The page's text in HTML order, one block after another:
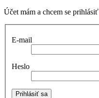
Účet mám a chcem se prihlásiť
E-mail
Heslo